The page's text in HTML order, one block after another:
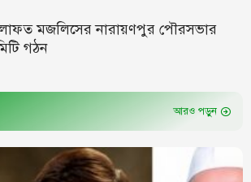
মজলিসের নারায়ণপুর পৌরসভার
গঠন
আরও পড়ুন